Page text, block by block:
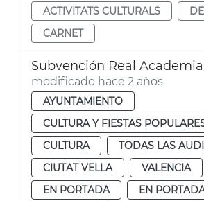
ACTIVITATS CULTURALS
CARNET
modificado hace 2 años
AYUNTAMIENTO
CULTURA Y FIESTAS
CULTURA
TODAS LAS
CIUTAT VELLA
VALENCIA
EN PORTADA
EN